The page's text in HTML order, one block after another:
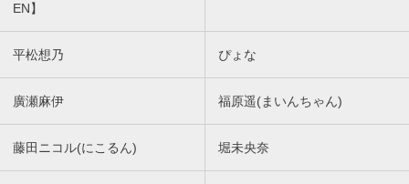
EN】
平松想乃 ぴょな
廣瀬麻伊 福原遥(まいんちゃん)
藤田ニコル(にこるん) 堀未央奈